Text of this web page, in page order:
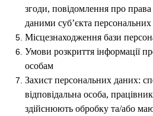
згоди, повідомлення про права
даними суб’єкта
Місцезнаходження бази
Умови розкриття інформації
особам
Захист персональних даних:
відповідальна особа,
здійснюють обробку та/або